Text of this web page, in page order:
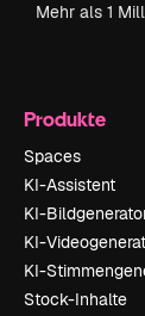
Mehr als 1
Produkte
Spaces
KI-Assistent
KI-
KI-
KI-
Stock-Inhalte